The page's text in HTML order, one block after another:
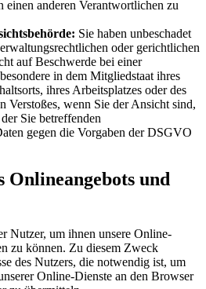
einen anderen Verantwortlichen zu
Sie haben unbeschadet
oder gerichtlichen
auf Beschwerde bei einer
in dem Mitgliedstaat ihres
ihres Arbeitsplatzes oder des
Verstoßes, wenn Sie der Ansicht sind,
Sie betreffenden
gegen die Vorgaben der DSGVO
Onlineangebots und
Nutzer, um ihnen unsere Online-
zu können. Zu diesem Zweck
des Nutzers, die notwendig ist, um
Online-Dienste an den Browser